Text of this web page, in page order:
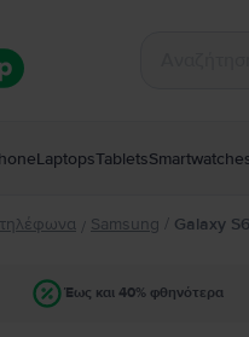
LaptopsTablets
τηλέφωνα / Samsung / Galaxy
Έως και 40% φθηνότερα